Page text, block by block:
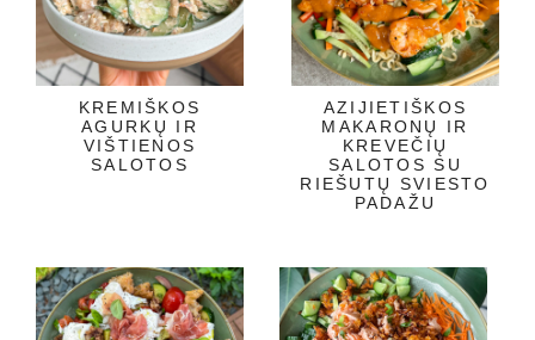
KREMIŠKOS
AGURKŲ IR
VIŠTIENOS
SALOTOS
AZIJIETIŠKOS
MAKARONŲ IR
KREVEČIŲ
SALOTOS SU
RIEŠUTŲ SVIESTO
PADAŽU